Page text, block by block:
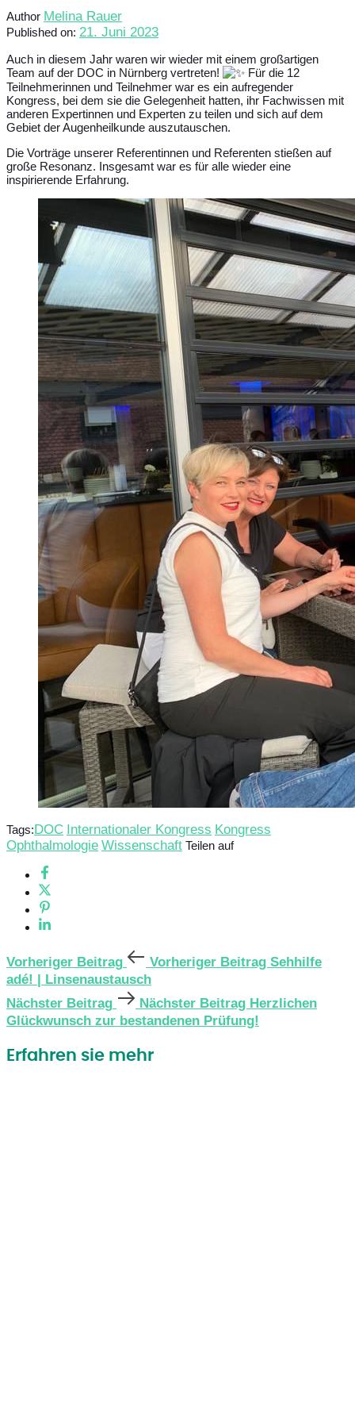
Author Melina Rauer
Published on: 21. Juni 2023
Auch in diesem Jahr waren wir wieder mit einem großartigen
Team auf der DOC in Nürnberg vertreten!
Für die 12
Teilnehmerinnen und Teilnehmer war es ein aufregender
Kongress, bei dem sie die Gelegenheit hatten, ihr Fachwissen mit
anderen Expertinnen und Experten zu teilen und sich auf dem
Gebiet der Augenheilkunde auszutauschen.
Die Vorträge unserer Referentinnen und Referenten stießen auf
große Resonanz. Insgesamt war es für alle wieder eine
inspirierende Erfahrung.
Tags: DOC Internationaler Kongress Kongress
Ophthalmologie Wissenschaft Teilen auf
Vorheriger Beitrag Vorheriger Beitrag Sehhilfe
adé! | Linsenaustausch
Nächster Beitrag
Nächster Beitrag Herzlichen
Glückwunsch zur bestandenen Prüfung!
Erfahren sie mehr